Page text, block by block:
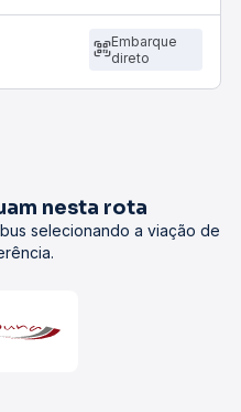
Embarque
direto
nesta rota
selecionando a viação de